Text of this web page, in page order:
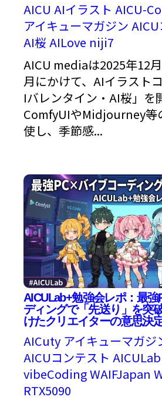
AICU AIイラスト AICU-
アイキューマガジン
AI桜 AILove niji7
AICU mediaは2025年12
月にかけて、AIイラスト
Iバレンタイン・AI桜」を
ComfyUIやMidjourney等
使し、季節感...
AICULab+勉強会レポ：最
ディングで「先送り」を突
けたクリエイターの意思決
AICuty アイキューマガジ
AICUコンテスト AICULab
vibeCodingWAIFJapan
RTX5090